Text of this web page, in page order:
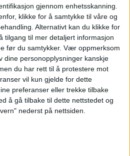
gjennom enhetsskanning.
klikke for å samtykke til våre og
Alternativt kan du klikke for
tilgang til mer detaljert informasjon
før du samtykker. Vær oppmerksom
dine personopplysninger kanskje
du har rett til å protestere mot
vil kun gjelde for dette
preferanser eller trekke tilbake
å gå tilbake til dette nettstedet og
nederst på nettsiden.
gjenoppbygges.